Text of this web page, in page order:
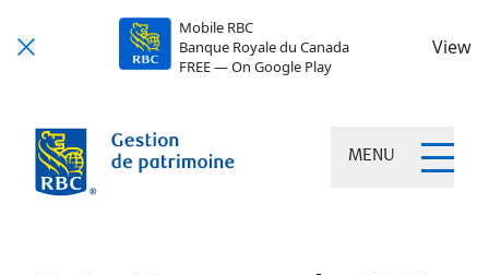
Mobile RBC
Banque Royale du Canada
FREE — On Google Play
View
MENU